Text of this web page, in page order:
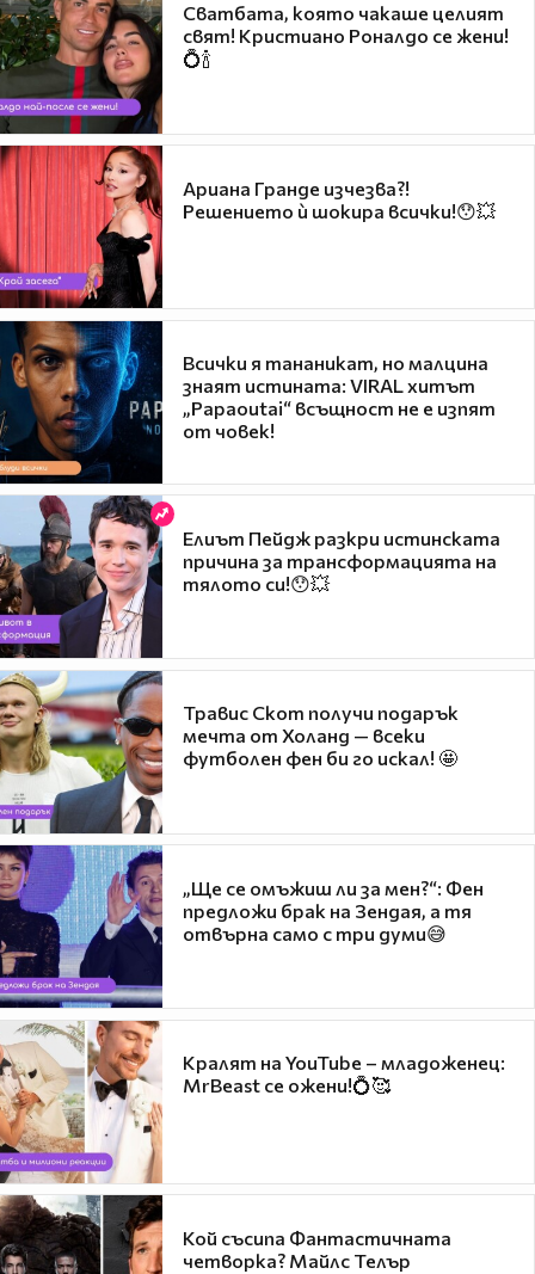
Сватбата, която чакаше целият
свят! Кристиано Роналдо се жени!
💍🍾
Ариана Гранде изчезва?!
Решението ѝ шокира всички!😯💥
Всички я тананикат, но малцина
знаят истината: VIRAL хитът
„Papaoutai“ всъщност не е изпят
от човек!
Елиът Пейдж разкри истинската
причина за трансформацията на
тялото си!😯💥
Травис Скот получи подарък
мечта от Холанд — всеки
футболен фен би го искал! 🤩
„Ще се омъжиш ли за мен?“: Фен
предложи брак на Зендая, а тя
отвърна само с три думи😅
Кралят на YouTube – младоженец:
MrBeast се ожени!💍🥰
Кой съсипа Фантастичната
четворка? Майлс Телър